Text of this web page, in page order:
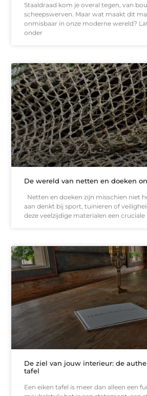
Staaldraad kom je overal tegen, van
scheepswerven. Maar wat maakt dit
onmisbaar in onze moderne wereld?
onder
De wereld van netten en doeken
Netten en doeken zijn misschien niet
aan denkt bij sport, tuinieren of
deze veelzijdige materialen een cruciale
De ziel van jouw interieur: de
tafel
Een eiken tafel is meer dan alleen een